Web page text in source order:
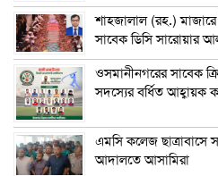
শাহজালাল (রহ.) মাজারে
সাবেক ডিসি সারোয়ার
ওসমানীনগরের সাবেক
সদস্যের বর্ধিত আহ্বায়ক
এম‌সি কলেজ ছাত্রাবাসে
আদালতে আসামিরা